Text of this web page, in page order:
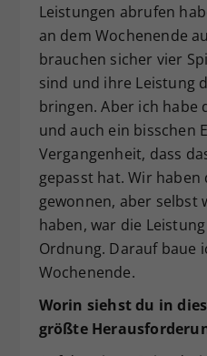
Leistungen abrufen
an dem Wochenende
brauchen sicher vier
sind und ihre Leistung
bringen. Aber ich habe
und auch ein bisschen
Vergangenheit, dass
gepasst hat. Wir
gewonnen, aber selbst
haben, war die
Ordnung. Darauf baue
Wochenende.
Worin siehst du in
größte